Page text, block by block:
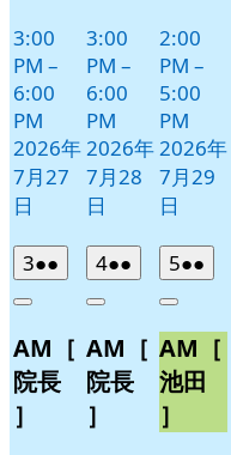
3:00
PM –
6:00
PM
2026年
7月27
日
3:00
PM –
6:00
PM
2026年
7月28
日
2:00
PM –
5:00
PM
2026年
7月29
日
32026
年
月
3
日
●●
件
イ
ベ
Close
AM［
院長
］
42026
年
月
4
日
●●
件
イ
ベ
Close
AM［
院長
］
52026
年
月
5
日
●●
件
イ
ベ
ト)
Close
AM［
池田
］